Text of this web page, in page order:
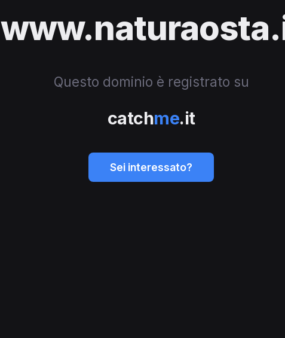
Questo dominio è registrato su
catchme.it
Sei interessato?